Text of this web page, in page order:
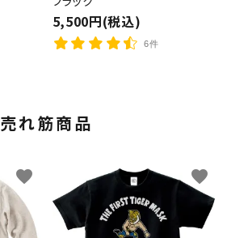
5,500円(税込)
6件
売れ筋商品
favorite favorite